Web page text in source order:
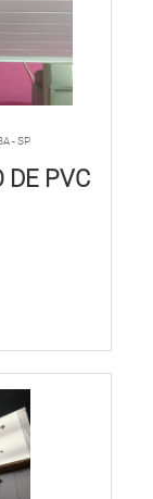
- SP
DE PVC